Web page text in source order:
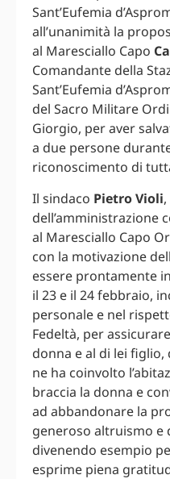
Sant’Eufemia
all’unanimità la
al Maresciallo Capo
Comandante della
Sant’Eufemia
del Sacro Militare
Giorgio, per aver
a due persone
riconoscimento di
Il sindaco Pietro Violi
dell’amministrazione
al Maresciallo Capo
con la motivazione
essere prontamente
il 23 e il 24 febbraio,
personale e nel
Fedeltà, per
donna e al di lei
ne ha coinvolto
braccia la donna e
ad abbandonare la
generoso altruismo e
divenendo esempio
esprime piena